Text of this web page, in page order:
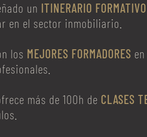
un ITINERARIO
en el sector inmobiliario.
los MEJORES FORMADORES
más de 100h de CLASES